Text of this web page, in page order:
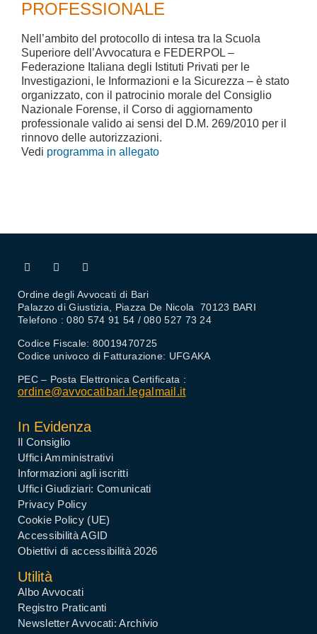
PROFESSIONALE
Nell’ambito del protocollo di intesa tra la Scuola
Superiore dell’Avvocatura e FEDERPOL –
Federazione Italiana degli Istituti Privati per le
Investigazioni, le Informazioni e la Sicurezza – è stato
organizzato, con il patrocinio morale del Consiglio
Nazionale Forense, il Corso di aggiornamento
professionale valido ai sensi del D.M. 269/2010 per il
rinnovo delle autorizzazioni.
Vedi programma in allegato
Ordine degli Avvocati di Bari
Palazzo di Giustizia, Piazza De Nicola 70123 BARI
Telefono : 080 574 91 54 / 080 527 73 24
Codice Fiscale: 80019470725
Codice univoco di Fatturazione: UFGAKA
PEC – Posta Elettronica Certificata :
ordine@avvocatibari.legalmail.it
In Evidenza
Il Consiglio
Uffici Amministrativi
Informazioni agli iscritti
Uffici Giudiziari: Comunicati
Privacy Policy
Cookie Policy (UE)
Accessibilità AGID
Obiettivi di accessibilità 2026
Utilità
Albo Avvocati
Registro Praticanti
Newsletter Avvocati: Archivio